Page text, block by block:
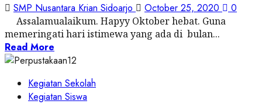
SMP Nusantara Krian Sidoarjo October 25, 2020 0
Assalamualaikum. Hapyy Oktober hebat. Guna
memeringati hari istimewa yang ada di bulan...
Read More
Kegiatan Sekolah
Kegiatan Siswa